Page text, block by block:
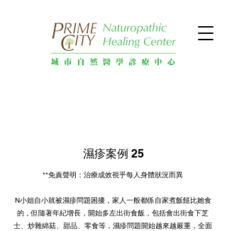
濕疹案例 25
**免責聲明：治療成效視乎每人身體狀況而異
N小姐自小就被濕疹問題困擾，家人一般都係自家煮飯餸比她食
的，但隨著年紀增長，開始多左出街食飯，包括會出街食下芝
士、炒雜綿菇、甜品、零食等，濕疹問題開始越來越嚴重，全面